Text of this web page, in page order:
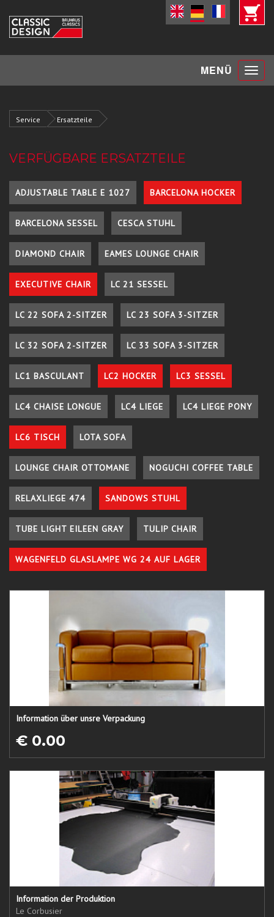
MENÜ Toggle
Service Ersatzteile
VERFÜGBARE ERSATZTEILE
ADJUSTABLE TABLE E 1027 BARCELONA HOCKER
BARCELONA SESSEL CESCA STUHL
DIAMOND CHAIR EAMES LOUNGE CHAIR
EXECUTIVE CHAIR LC 21 SESSEL
LC 22 SOFA 2-SITZER LC 23 SOFA 3-SITZER
LC 32 SOFA 2-SITZER LC 33 SOFA 3-SITZER
LC1 BASCULANT LC2 HOCKER LC3 SESSEL
LC4 CHAISE LONGUE LC4 LIEGE LC4 LIEGE PONY
LC6 TISCH LOTA SOFA
LOUNGE CHAIR OTTOMANE NOGUCHI COFFEE TABLE
RELAXLIEGE 474 SANDOWS STUHL
TUBE LIGHT EILEEN GRAY TULIP CHAIR
WAGENFELD GLASLAMPE WG 24 AUF LAGER
Information über unsre Verpackung
€ 0.00
Information der Produktion
Le Corbusier